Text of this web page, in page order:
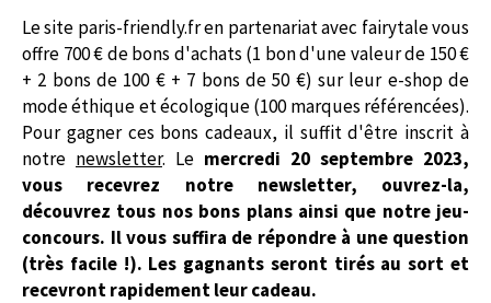
Le site paris-friendly.fr en partenariat avec fairytale vous
offre 700 € de bons d'achats (1 bon d'une valeur de 150 €
+ 2 bons de 100 € + 7 bons de 50 €) sur leur e-shop de
mode éthique et écologique (100 marques référencées).
Pour gagner ces bons cadeaux, il suffit d'être inscrit à
notre newsletter. Le mercredi 20 septembre 2023,
vous recevrez notre newsletter, ouvrez-la,
découvrez tous nos bons plans ainsi que notre jeu-
concours. Il vous suffira de répondre à une question
(très facile !). Les gagnants seront tirés au sort et
recevront rapidement leur cadeau.